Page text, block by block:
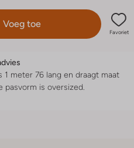
Voeg toe
Favoriet
1 meter 76 lang en draagt maat
pasvorm isoversized